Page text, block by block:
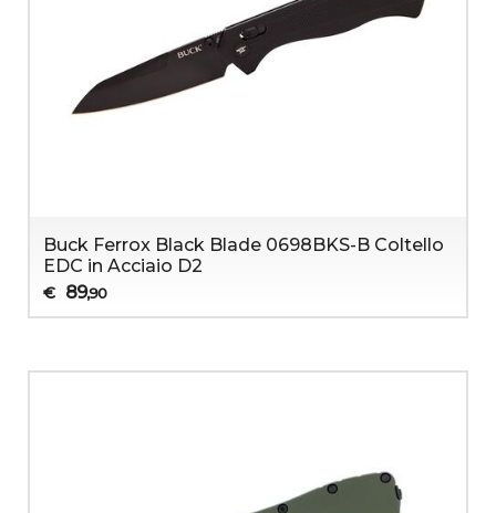
Buck Ferrox Black Blade 0698BKS-B Coltello
EDC in Acciaio D2
€ 89,90